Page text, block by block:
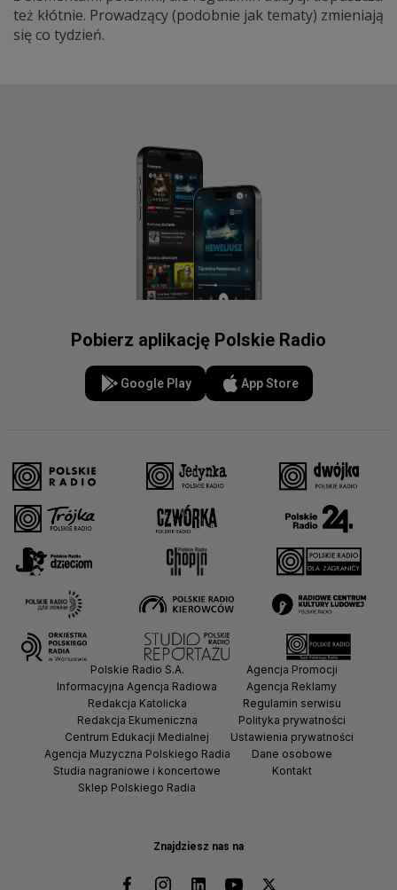
też kłótnie. Prowadzący (podobnie jak tematy) zmieniają
się co tydzień.
Pobierz aplikację Polskie Radio
Google Play App Store
Znajdziesz nas na
Polskie Radio S.A.
Informacyjna Agencja Radiowa
Redakcja Katolicka
Redakcja Ekumeniczna
Centrum Edukacji Medialnej
Agencja Muzyczna Polskiego Radia
Studia nagraniowe i koncertowe
Sklep Polskiego Radia
Agencja Promocji
Agencja Reklamy
Regulamin serwisu
Polityka prywatności
Ustawienia prywatności
Dane osobowe
Kontakt